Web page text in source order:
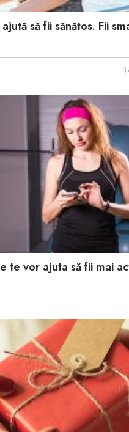
să fii sănătos. Fii
te vor ajuta să fii mai